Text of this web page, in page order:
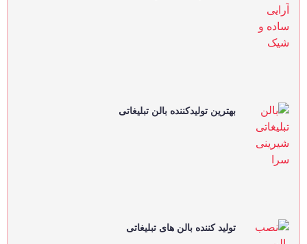
بهترین تولیدکننده بالن تبلیغاتی
تولید کننده بالن های تبلیغاتی